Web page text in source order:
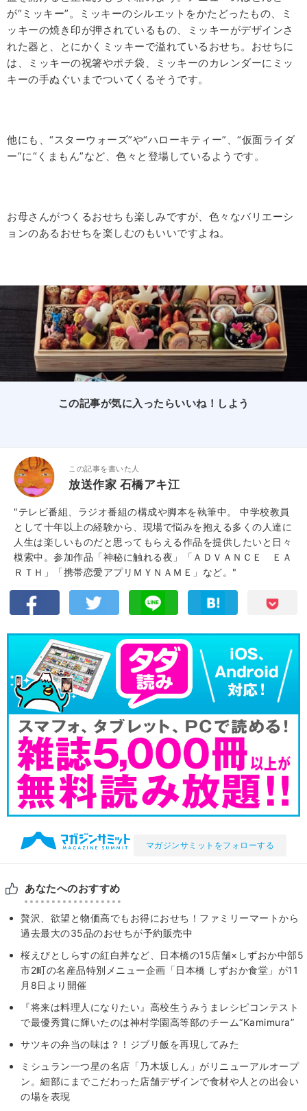
が“ミッキー”。ミッキーのシルエットをかたどったもの、ミ
ッキーの焼き印が押されているもの、ミッキーがデザインさ
れた器と、とにかくミッキーで溢れているおせち。おせちに
は、ミッキーの祝箸やポチ袋、ミッキーのカレンダーにミッ
キーの手ぬぐいまでついてくるそうです。
他にも、“スターウォーズ”や“ハローキティー”、“仮面ライダ
ー”に“くまもん”など、色々と登場しているようです。
お母さんがつくるおせちも楽しみですが、色々なバリエーシ
ョンのあるおせちを楽しむのもいいですよね。
この記事が気に入ったらいいね！しよう
この記事を書いた人
放送作家 石橋アキ江
"テレビ番組、ラジオ番組の構成や脚本を執筆中。 中学校教員
として十年以上の経験から、現場で悩みを抱える多くの人達に
人生は楽しいものだと思ってもらえる作品を提供したいと日々
模索中。参加作品「神秘に触れる夜」「ＡＤＶＡＮＣＥ ＥＡ
ＲＴＨ」「携帯恋愛アプリＭＹＮＡＭＥ」など。"
マガジンサミットをフォローする
あなたへのおすすめ
贅沢、欲望と物価高でもお得におせち！ファミリーマートから
過去最大の35品のおせちが予約販売中
桜えびとしらすの紅白丼など、日本橋の15店舗×しずおか中部5
市2町の名産品特別メニュー企画「日本橋 しずおか食堂」が11
月8日より開催
『将来は料理人になりたい』高校生うみうまレシピコンテスト
で最優秀賞に輝いたのは神村学園高等部のチーム“Kamimura”
サツキの弁当の味は？！ジブリ飯を再現してみた
ミシュラン一つ星の名店「乃木坂しん」がリニューアルオープ
ン。細部にまでこだわった店舗デザインで食材や人との出会い
の場を表現